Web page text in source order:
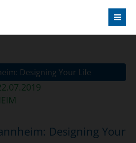
Designing Your Life
Designing Your